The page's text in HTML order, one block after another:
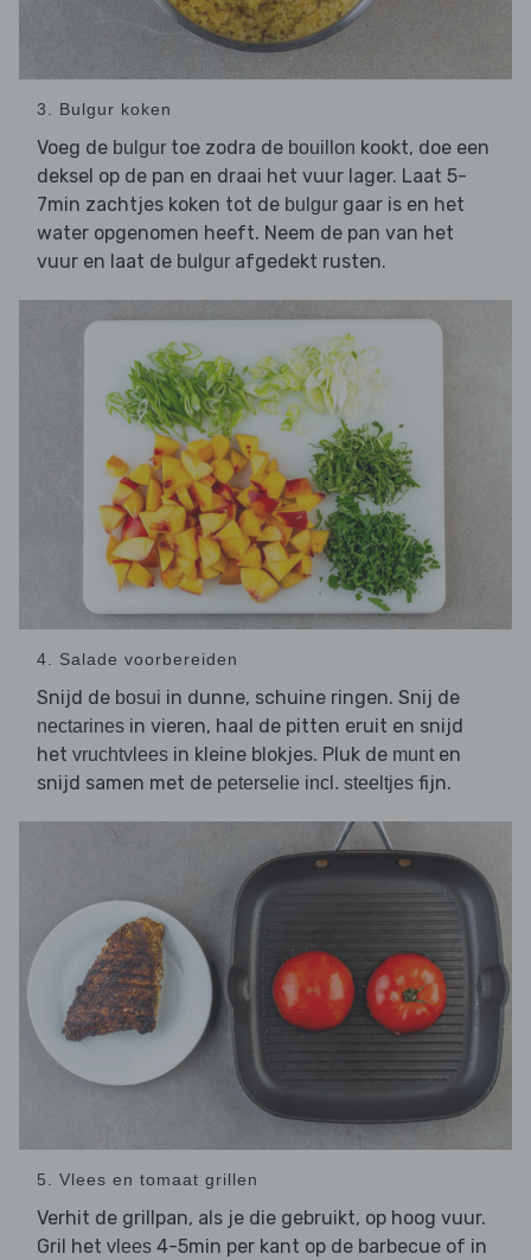
3. Bulgur koken
Voeg de bulgur toe zodra de bouillon kookt, doe een
deksel op de pan en draai het vuur lager. Laat 5-
7min zachtjes koken tot de bulgur gaar is en het
water opgenomen heeft. Neem de pan van het
vuur en laat de bulgur afgedekt rusten.
4. Salade voorbereiden
Snijd de bosui in dunne, schuine ringen. Snij de
nectarines in vieren, haal de pitten eruit en snijd
het vruchtvlees in kleine blokjes. Pluk de munt en
snijd samen met de peterselie incl. steeltjes fijn.
5. Vlees en tomaat grillen
Verhit de grillpan, als je die gebruikt, op hoog vuur.
Gril het vlees 4-5min per kant op de barbecue of in